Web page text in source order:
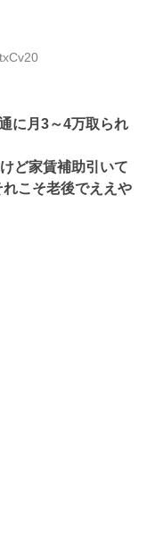
に月3～4万取られ
ど家賃補助引いて
こそ老後でええや